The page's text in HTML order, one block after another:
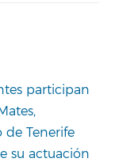
participan
de Tenerife
su actuación